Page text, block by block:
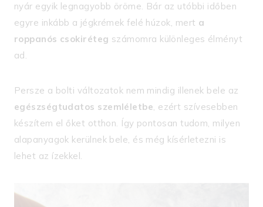
nyár egyik legnagyobb öröme. Bár az utóbbi időben
egyre inkább a jégkrémek felé húzok, mert a
roppanós csokiréteg számomra különleges élményt
ad.
Persze a bolti változatok nem mindig illenek bele az
egészségtudatos szemléletbe, ezért szívesebben
készítem el őket otthon. Így pontosan tudom, milyen
alapanyagok kerülnek bele, és még kísérletezni is
lehet az ízekkel.